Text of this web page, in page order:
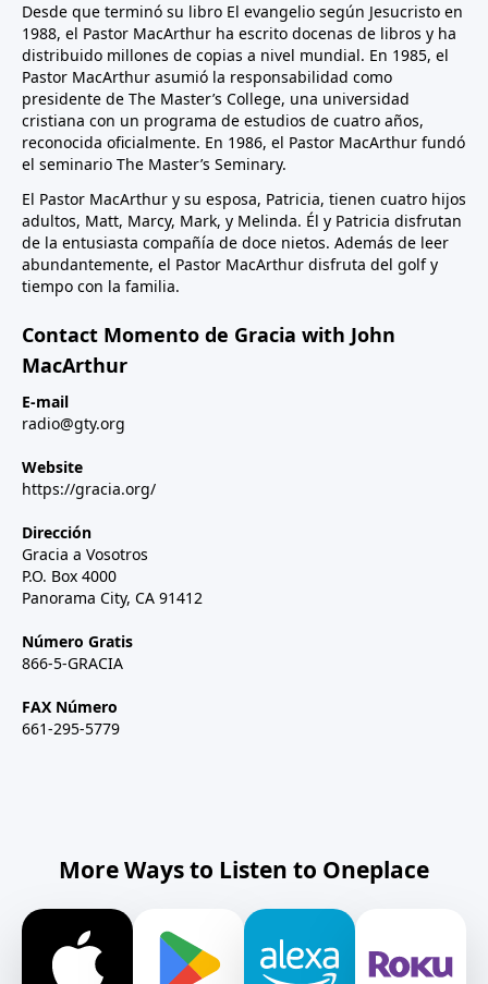
Desde que terminó su libro El evangelio según Jesucristo en
1988, el Pastor MacArthur ha escrito docenas de libros y ha
distribuido millones de copias a nivel mundial. En 1985, el
Pastor MacArthur asumió la responsabilidad como
presidente de The Master’s College, una universidad
cristiana con un programa de estudios de cuatro años,
reconocida oficialmente. En 1986, el Pastor MacArthur fundó
el seminario The Master’s Seminary.
El Pastor MacArthur y su esposa, Patricia, tienen cuatro hijos
adultos, Matt, Marcy, Mark, y Melinda. Él y Patricia disfrutan
de la entusiasta compañía de doce nietos. Además de leer
abundantemente, el Pastor MacArthur disfruta del golf y
tiempo con la familia.
Contact Momento de Gracia with John
MacArthur
E-mail
radio@gty.org
Website
https://gracia.org/
Dirección
Gracia a Vosotros
P.O. Box 4000
Panorama City, CA 91412
Número Gratis
866-5-GRACIA
FAX Número
661-295-5779
More Ways to Listen to Oneplace